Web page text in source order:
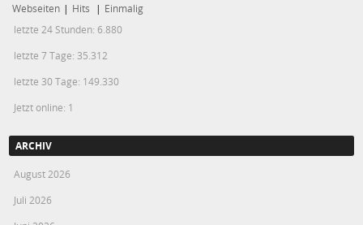
Webseiten | Hits | Einmalig
letzte 24 Stunden:6.880
letzte 7 Tage: 35.312
letzte 30 Tage: 149.330
Jetzt online: 1
ARCHIV
August 2026
Juli 2026